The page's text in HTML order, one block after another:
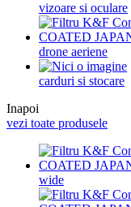
vizoare si oculare
drone aeriene
carduri si stocare
Inapoi
vezi toate produsele
wide